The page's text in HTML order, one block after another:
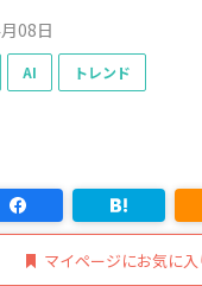
08日
AI トレンド
マイページにお気に入